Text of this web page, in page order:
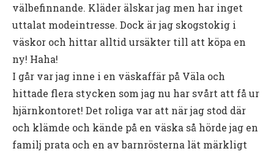
välbefinnande. Kläder älskar jag men har inget
uttalat modeintresse. Dock är jag skogstokig i
väskor och hittar alltid ursäkter till att köpa en
ny! Haha!
I går var jag inne i en väskaffär på Väla och
hittade flera stycken som jag nu har svårt att få ur
hjärnkontoret! Det roliga var att när jag stod där
och klämde och kände på en väska så hörde jag en
familj prata och en av barnrösterna lät märkligt